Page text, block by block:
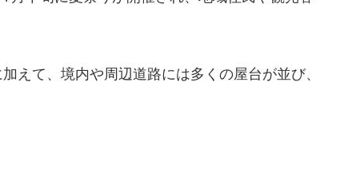
えて、境内や周辺道路には多くの屋台が並び、